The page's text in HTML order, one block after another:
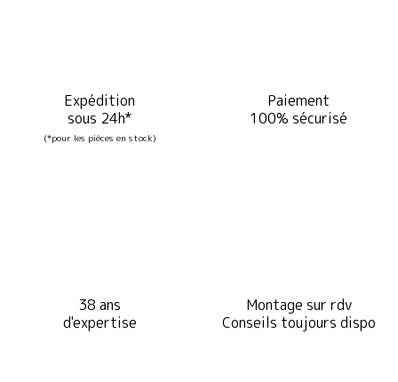
Expédition
sous 24h*
(*pour les pièces en stock)
Paiement
100% sécurisé
38 ans
d'expertise
Montage sur rdv
Conseils toujours dispo